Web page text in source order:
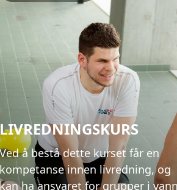
Ved å bestå dette kurset får en
kompetanse innen livredning, og
kan ha ansvaret for grupper i vann.
Kurset er lagt opp med trening på
dykking og livredningsteknikker.
Livredningskurs